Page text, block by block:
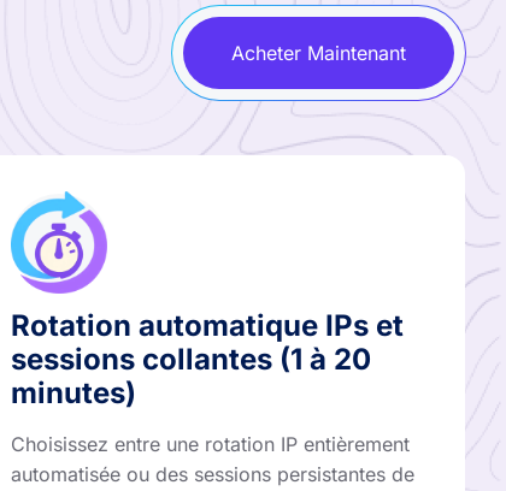
Acheter Maintenant
Rotation automatique IPs et
sessions collantes (1 à 20
minutes)
Choisissez entre une rotation IP entièrement
automatisée ou des sessions persistantes de